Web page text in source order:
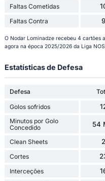
Faltas Cometidas
Faltas Contra 9
O Nodar Lominadze recebeu 4 cartões
agora na época 2025/2026 da Liga
Estatísticas de Defesa
Defesa
Golos sofridos
Minutos por Golo
Concedido
54
Clean Sheets 2
Cortes
Interceções